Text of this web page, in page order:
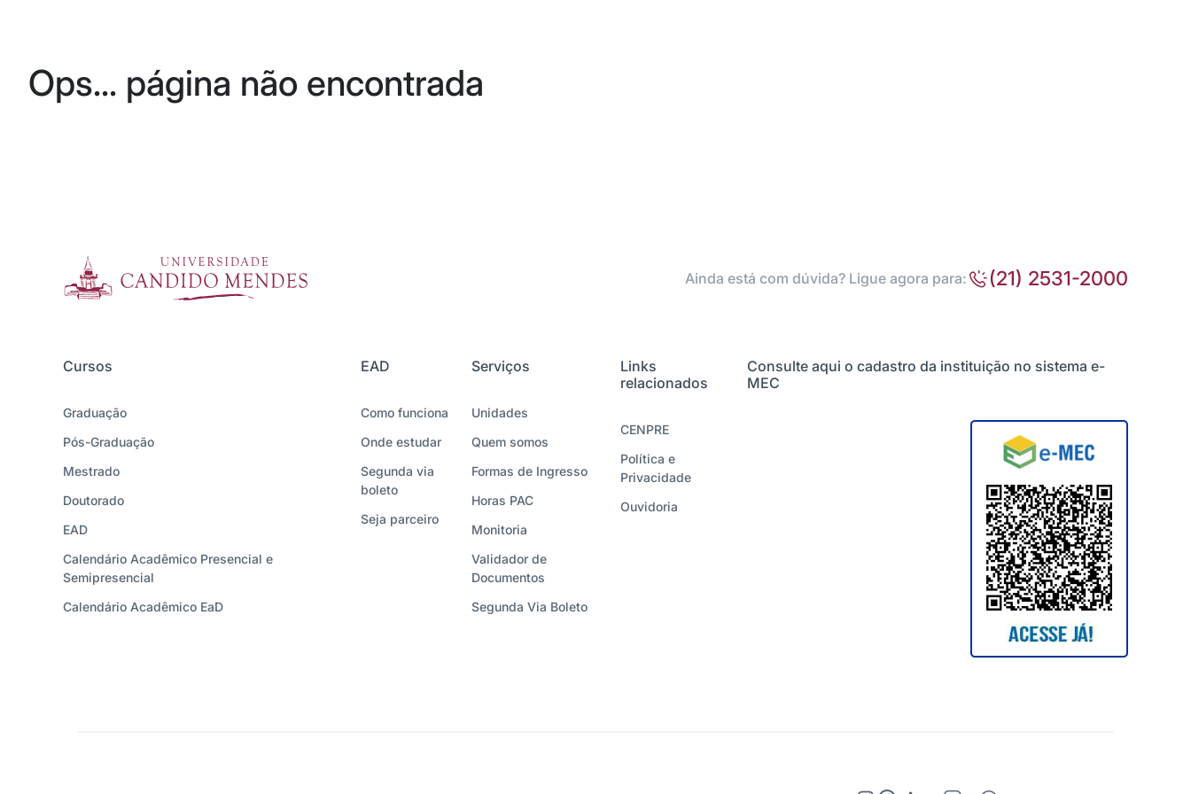
Ops... página não encontrada
Ainda está com dúvida? Ligue agora para: (21) 2531-2000
Cursos
Graduação
Pós-Graduação
Mestrado
Doutorado
EAD
Calendário Acadêmico Presencial e
Semipresencial
Calendário Acadêmico EaD
EAD
Como funciona
Onde estudar
Segunda via
boleto
Seja parceiro
Serviços
Unidades
Quem somos
Formas de Ingresso
Horas PAC
Monitoria
Validador de
Documentos
Segunda Via Boleto
Links
relacionados
CENPRE
Política e
Privacidade
Ouvidoria
Consulte aqui o cadastro da instituição no sistema e-
MEC